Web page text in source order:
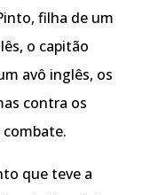
filha de um
o capitão
avô inglês, os
contra os
que teve a